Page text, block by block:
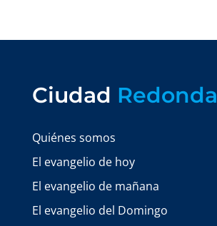
Ciudad Redonda
Quiénes somos
El evangelio de hoy
El evangelio de mañana
El evangelio del Domingo